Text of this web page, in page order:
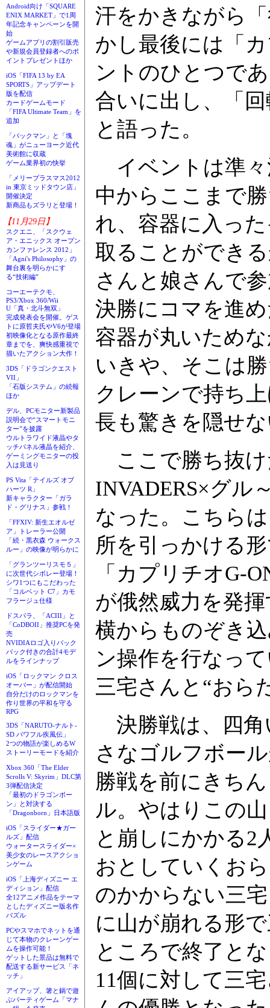
Android向け「SQUARE
ENIX MARKET」で1周
年記念キャンペーンを開
始
ゲームアプリの割引販売
や新規会員登録者へのポ
イントプレゼントほか
iOS「FIFA 13 by EA
SPORTS」アップデート
版を配信
カードゲームモード
「FIFA Ultimate Team」を
追加
「パックマン」と「塊
魂」がニューヨーク近代
美術館に収蔵
ゲーム業界初の快挙
「メリープラスマス2012
in 東京ミッドタウン店」
開催決定
新商品もズラリと登場！
【11月29日】
スクエニ、「スクウェ
ア・エニックス オープン
カンファレンス 2012」
「Agni's Philosophy」の
舞台裏を明らかにす
る“技術編”
コーエーテクモ、
PS3/Xbox 360/Wii
U「真・北斗無双」
完成発表会を開催。ゲス
トに原哲夫氏やV6が登場
初映像化となる原作最終
章までを、爽快感重視で
描いたアクション大作！
3DS「ドラゴンクエスト
VII」
「石版システム」の続報
ほか
デル、PCモニター新製品
説明会で“スマートモニ
ター”を披露
ウルトラワイド液晶やタ
ッチパネル液晶を紹介、
ゲーミングモニターの投
入は見送り
PS Vita「テイルズ オブ
ハーツ R」
新キャラクター「ガラ
ド・グリナス」参戦！
「FFXIV: 新生エオルゼ
ア」トレーラー公開
「続・黒衣森 ウォークス
ルー」の映像が明らかに
「グランツーリスモ５」
に次世代シボレー登場！
シワ1つにもこだわった
「コルベット C7」カモ
フラージュ仕様
ドスパラ、「ACIII」と
「CoDBOII」推奨PCを発
売
NVIDIAロゴ入りバック
パック付きの合計4モデ
ルをラインナップ
iOS「ロックマン クロス
オーバー」が配信開始
自分だけのロックマンを
作り世界の平和を守る
RPG
3DS「NARUTO-ナルト-
SD パワフル疾風伝」
2つの物語が楽しめるW
ストーリーモードを紹介
Xbox 360「The Elder
Scrolls V: Skyrim」DLC第
3弾配信決定
「最初のドラゴンボー
ン」と対決する
「Dragonborn」日本語版
iOS「スライダー★ガー
ルズ」配信
ウォータースライダー×
美少女のレースアクショ
ンゲーム
iOS「上海ディズニー エ
ディション」配信
全12アニメ作品をテーマ
としたディズニー版名作
パズル
PCやスマホでネットを通
じて本物のクレーンゲー
ムを操作可能！
ゲットした景品は無料で
配送する新サービス「ネ
ッチ」
アイアップ、箸と鍋で遊
ぶパーティゲーム「マナ
汗をかきながら
かし最後には「
ントのひとつで
合いに出し、「
と語った。
イベントは準々
中からここまで
れ、容器に入っ
取ることができ
さんと娘さんで
決勝にコマを進
容器が丸いため
いきや、そこは
クレーンで持ち
長も驚きを隠せ
ここで勝ち抜け
INVADERS×グル
なった。こちら
所を引っかける
「カプリチオG-
が俄然威力を発
横からものぞき
ン操作を行なっ
三宅さんと“おら
決勝戦は、四角
さなゴルフボー
勝戦を前にきち
ル。やはりこの
と崩しにかかる2
おとしていくお
のかからない三
に山が崩れる形
ところで終了と
11個に対して三